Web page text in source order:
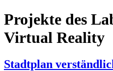
Projekte des
Virtual Reality
Stadtplan